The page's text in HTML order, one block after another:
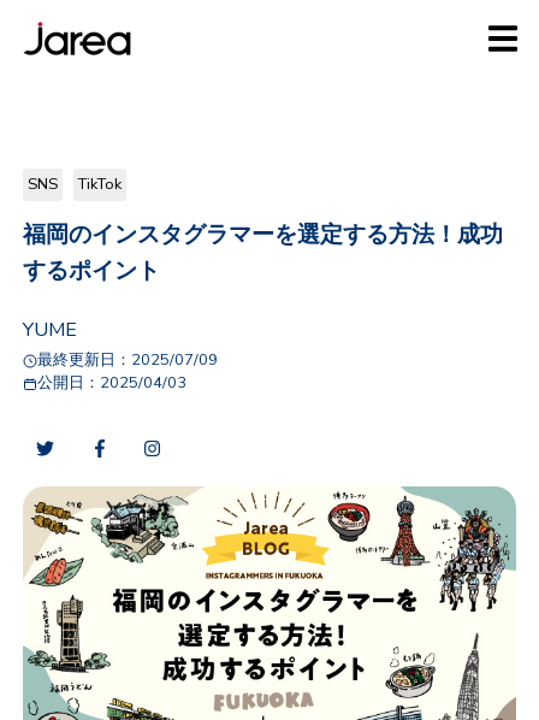
SNS TikTok
福岡のインスタグラマーを選定する方法！成功
するポイント
YUME
最終更新日： 2025/07/09
公開日： 2025/04/03